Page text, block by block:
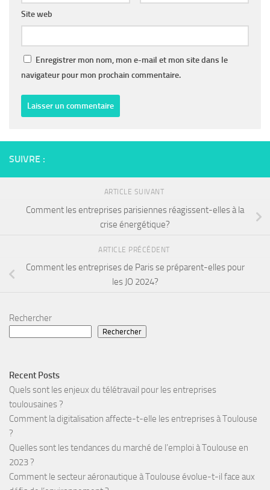
Site web
Enregistrer mon nom, mon e-mail et mon site dans le
navigateur pour mon prochain commentaire.
SUIVRE :
ARTICLE SUIVANT
Comment les entreprises parisiennes réagissent-elles à la
crise énergétique?
ARTICLE PRÉCÉDENT
Comment les entreprises de Paris se préparent-elles pour
les JO 2024?
Rechercher
Rechercher
Recent Posts
Quels sont les enjeux du télétravail pour les entreprises
toulousaines ?
Comment la digitalisation affecte-t-elle les entreprises à Toulouse
?
Quelles sont les tendances du marché de l’emploi à Toulouse en
2023 ?
Comment le secteur aéronautique à Toulouse évolue-t-il face aux